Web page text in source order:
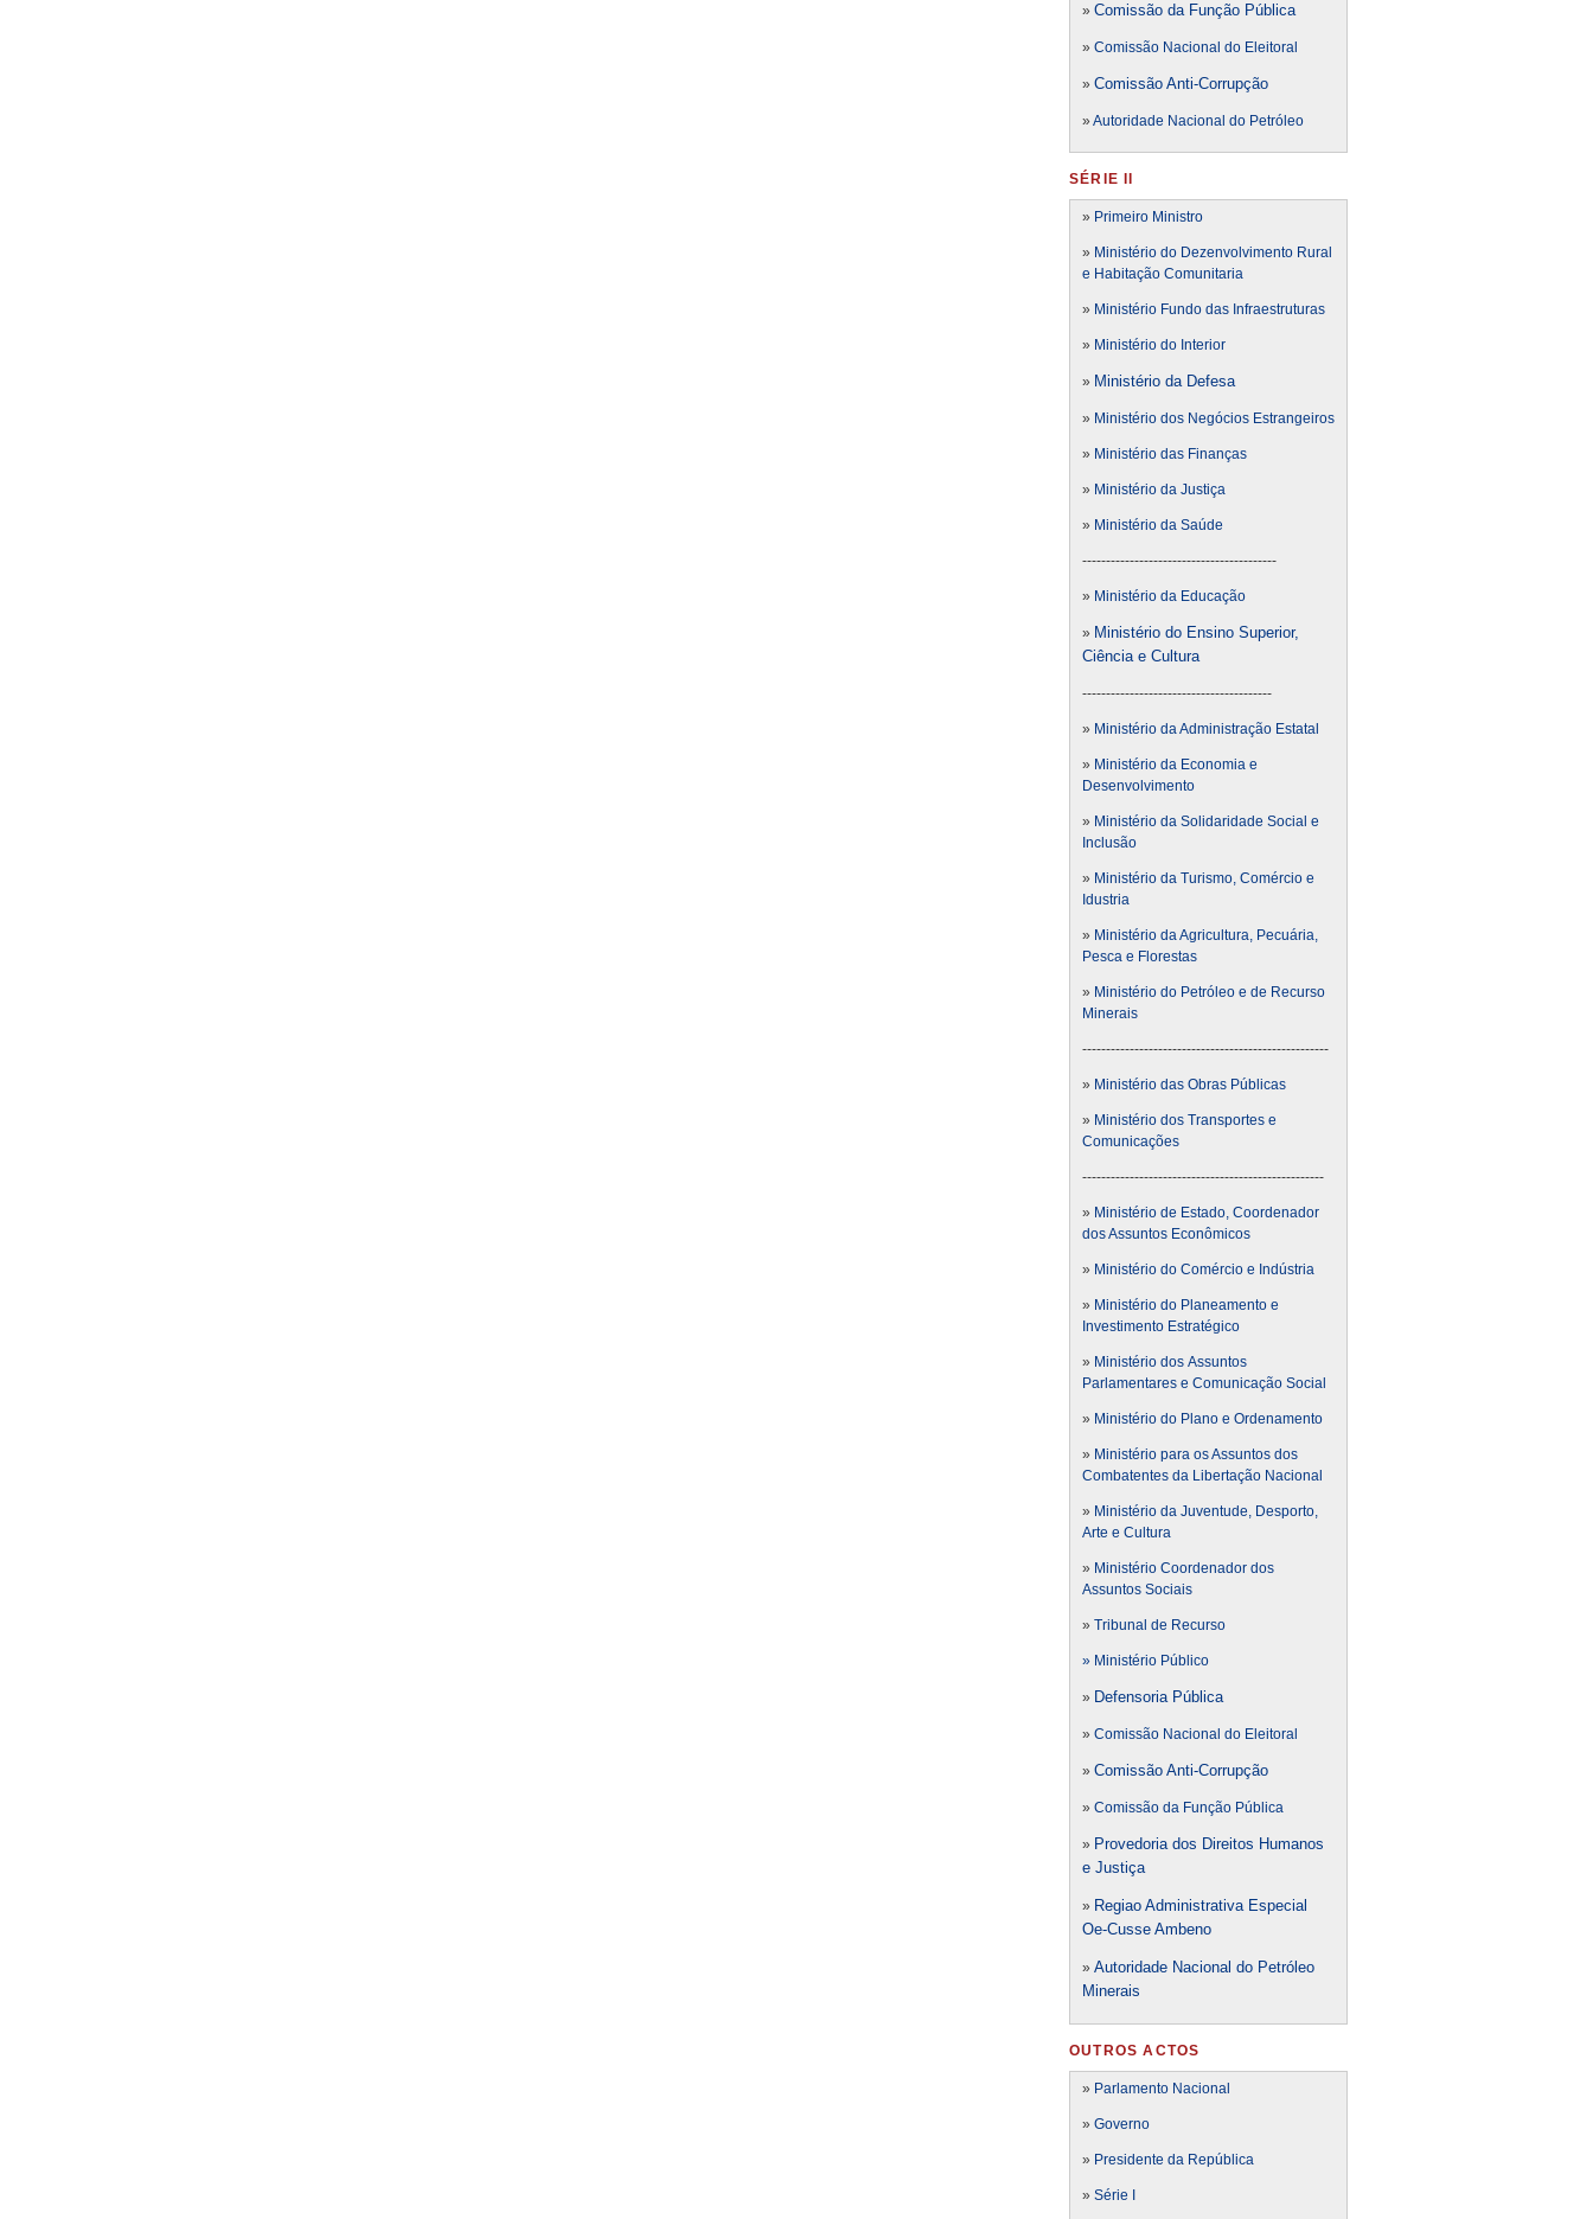
» Comissão da Função Pública
» Comissão Nacional do Eleitoral
» Comissão Anti-Corrupção
» Autoridade Nacional do Petróleo
SÉRIE II
» Primeiro Ministro
» Ministério do Dezenvolvimento Rural
e Habitação Comunitaria
» Ministério Fundo das Infraestruturas
» Ministério do Interior
» Ministério da Defesa
» Ministério dos Negócios Estrangeiros
» Ministério das Finanças
» Ministério da Justiça
» Ministério da Saúde
-----------------------------------------
» Ministério da Educação
» Ministério do Ensino Superior,
Ciência e Cultura
----------------------------------------
» Ministério da Administração Estatal
» Ministério da Economia e
Desenvolvimento
» Ministério da Solidaridade Social e
Inclusão
» Ministério da Turismo, Comércio e
Idustria
» Ministério da Agricultura, Pecuária,
Pesca e Florestas
» Ministério do Petróleo e de Recurso
Minerais
----------------------------------------------------
» Ministério das Obras Públicas
» Ministério dos Transportes e
Comunicações
---------------------------------------------------
» Ministério de Estado, Coordenador
dos Assuntos Econômicos
» Ministério do Comércio e Indústria
» Ministério do Planeamento e
Investimento Estratégico
» Ministério dos Assuntos
Parlamentares e Comunicação Social
» Ministério do Plano e Ordenamento
» Ministério para os Assuntos dos
Combatentes da Libertação Nacional
» Ministério da Juventude, Desporto,
Arte e Cultura
» Ministério Coordenador dos
Assuntos Sociais
» Tribunal de Recurso
» Ministério Público
» Defensoria Pública
» Comissão Nacional do Eleitoral
» Comissão Anti-Corrupção
» Comissão da Função Pública
» Provedoria dos Direitos Humanos
e Justiça
» Regiao Administrativa Especial
Oe-Cusse Ambeno
» Autoridade Nacional do Petróleo
Minerais
OUTROS ACTOS
» Parlamento Nacional
» Governo
» Presidente da República
» Série I